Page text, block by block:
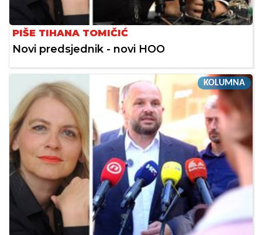
PIŠE TIHANA TOMIČIĆ
Novi predsjednik - novi HOO
KOLUMNA